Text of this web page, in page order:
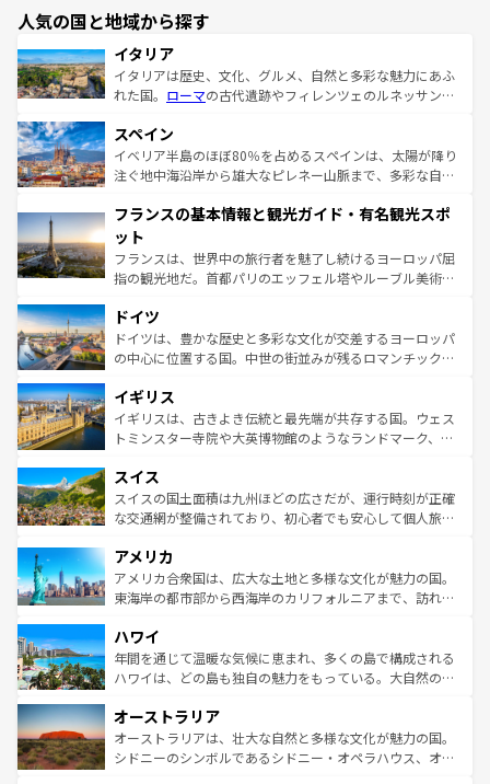
人気の国と地域から探す
イタリア
イタリアは歴史、文化、グルメ、自然と多彩な魅力にあふ
れた国。 ローマの古代遺跡やフィレンツェのルネッサンス
ろん、トスカーナの美しい田園風景やアマルフィ海岸の絶
景など、自然景観も見逃せない。観光の合間には、本場の
ピザやパスタなど、絶品のイタリア料理を堪能することも
ませてくれるイタリアで、忘れられない旅をしてみよう！
なお、新着のイタリア情報は
しい。
スペイン
イベリア半島のほぼ80％を占めるスペインは、太陽が降り
注ぐ地中海沿岸から雄大なピレネー山脈まで、多彩な自然
文化が根付くこの国では、情熱的なフラメンコ、熱気あふ
れる闘牛、そして美味しいタパスが生活の一部となってい
る。首都マドリードの洗練された雰囲気や、バルセロナの
アートに溢れた街角から、地方では古代ローマ遺跡や中世
せる。地方によって風土や気候が異なるスペインはその個
性で訪れる人を魅了する。 なお、新着のスペイン情報は コ
ンテンツ一覧を参照してほしい。
フランスの基本情報と観光ガイド・有名観光スポ
ット
フランスは、世界中の旅行者を魅了し続けるヨーロッパ屈
指の観光地だ。首都パリのエッフェル塔やルーブル美術館
で、幅広い魅力が詰まっている。華麗な宮殿、歴史的な大
聖堂、美しいビーチ、そして豊かな自然が、訪れる者を心
から魅了する。また、フランスは美食の国としても知ら
いる。シャンパンの発祥地であるランス、プロヴァンスの
香り高いラベンダー畑など、多彩な楽しみ方が可能だ。さ
らに、パリ以外の地域にも魅力が溢れており、どの街角に
れる地方に足を運ぶとそれぞれで全く異なる文化を体験で
きるだろう。 なお、新着のフランス情報はコンテンツ一覧
を参照してほしい。
ドイツ
ドイツは、豊かな歴史と多彩な文化が交差するヨーロッパ
の中心に位置する国。中世の街並みが残るロマンチック街
顔を持つこの国は、どこを歩いても飽きることがない。ベ
ルリンの文化的活気、バイエルン州のアルプスの絶景、そ
してライン川沿いのワイン畑といった風景は必見。ビール
は、お酒好きな人にはぜひ体験してほしい。 なお、新着の
ドイツ情報はコンテンツ一覧を参照してほしい。
イギリス
イギリスは、古きよき伝統と最先端が共存する国。ウェス
トミンスター寺院や大英博物館のようなランドマーク、歴
リアごとに異なる魅力がある。また、優雅なアフタヌーン
ティー、ビール好きにはたまらない英国パブ、サッカー観
戦など、本場だからこそできる体験も豊富。イギリスを旅
ンツ一覧を参照してほしい。
スイス
スイスの国土面積は九州ほどの広さだが、運行時刻が正確
な交通網が整備されており、初心者でも安心して個人旅行
の建物がそのまま残る町や、スイスならではのユニークな
博物館もあり、アルプス観光だけでなく町歩きも満喫する
ことができる。国民の所得が高いため物価も高いが、旅行
ば市内交通費無料で観光を楽しむこともできる。 なお、新
着のスイス情報はコンテンツ一覧 を参照してほしい。
アメリカ
アメリカ合衆国は、広大な土地と多様な文化が魅力の国。
東海岸の都市部から西海岸のカリフォルニアまで、訪れる
のような巨大都市は、観光、ショッピング、エンターテイ
ンメントが詰まった刺激的なスポットだ。一方、アメリカ
西部には大自然が広がり、グランドキャニオンやイエロー
部のニューオーリンズでは、音楽と美食が融合した独特の
文化が魅力。旅行者はアメリカの各地域で異なる魅力を楽
しみながら、その多様性と豊かな歴史を感じることができ
ハワイ
年間を通じて温暖な気候に恵まれ、多くの島で構成される
ハワイは、どの島も独自の魅力をもっている。大自然の神
ワイ島は見逃せない。また、定番の観光地といえばオアフ
島だが、静かな自然を求めるならマウイ島やカウアイ島が
おすすめ。エメラルドグリーンに輝く海をはじめ、豊かな
オーストラリア
オーストラリアは、壮大な自然と多様な文化が魅力の国。
シドニーのシンボルであるシドニー・オペラハウス、オー